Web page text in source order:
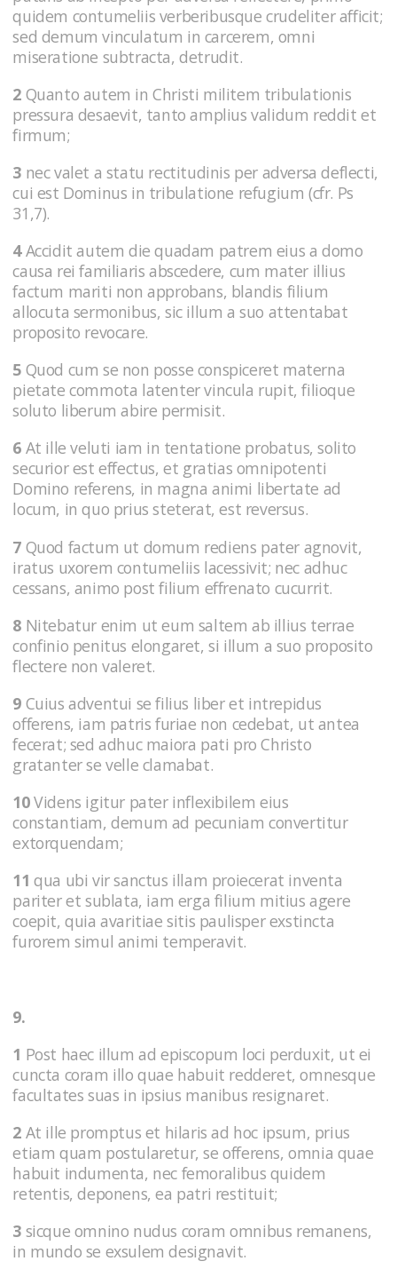
quidem contumeliis verberibusque crudeliter afficit;
sed demum vinculatum in carcerem, omni
miseratione subtracta, detrudit.
2 Quanto autem in Christi militem tribulationis
pressura desaevit, tanto amplius validum reddit et
firmum;
3 nec valet a statu rectitudinis per adversa deflecti,
cui est Dominus in tribulatione refugium (cfr. Ps
31,7).
4Accidit autem die quadam patrem eius a domo
causa rei familiaris abscedere, cum mater illius
factum mariti non approbans, blandis filium
allocuta sermonibus, sic illum a suo attentabat
proposito revocare.
5 Quod cum se non posse conspiceret materna
pietate commota latenter vincula rupit, filioque
soluto liberum abire permisit.
6 At ille veluti iam in tentatione probatus, solito
securior est effectus, et gratias omnipotenti
Domino referens, in magna animi libertate ad
locum, in quo prius steterat, est reversus.
7 Quod factum ut domum rediens pater agnovit,
iratus uxorem contumeliis lacessivit; nec adhuc
cessans, animo post filium effrenato cucurrit.
8 Nitebatur enim ut eum saltem ab illius terrae
confinio penitus elongaret, si illum a suo proposito
flectere non valeret.
9 Cuius adventui se filius liber et intrepidus
offerens, iam patris furiae non cedebat, ut antea
fecerat; sed adhuc maiora pati pro Christo
gratanter se velle clamabat.
10Videns igitur pater inflexibilem eius
constantiam, demum ad pecuniam convertitur
extorquendam;
11 qua ubi vir sanctus illam proiecerat inventa
pariter et sublata, iam erga filium mitius agere
coepit, quia avaritiae sitis paulisper exstincta
furorem simul animi temperavit.
9.
1 Post haec illum ad episcopum loci perduxit, ut ei
cuncta coram illo quae habuit redderet, omnesque
facultates suas in ipsius manibus resignaret.
2 At ille promptus et hilaris ad hoc ipsum, prius
etiam quam postularetur, se offerens, omnia quae
habuit indumenta, nec femoralibus quidem
retentis, deponens, ea patri restituit;
3 sicque omnino nudus coram omnibus remanens,
in mundo se exsulem designavit.